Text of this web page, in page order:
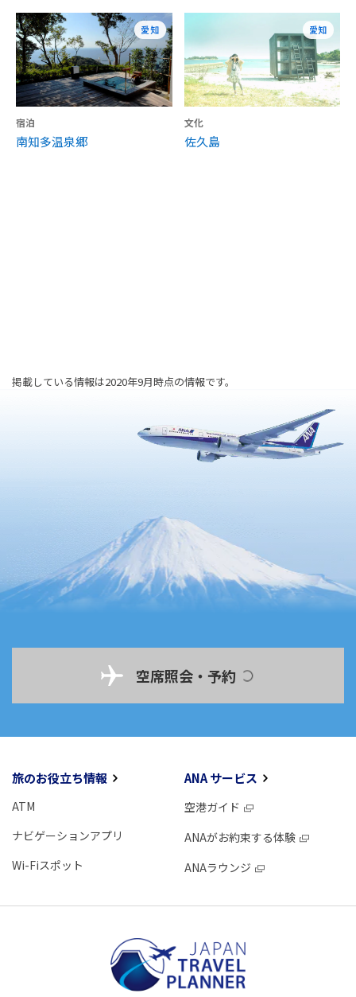
愛知
宿泊
南知多温泉郷
愛知
文化
佐久島
掲載している情報は2020年9月時点の情報です。
空席照会・予約
旅のお役立ち情報
ATM
ナビゲーションアプリ
Wi-Fiスポット
ANA サービス
空港ガイド
ANAがお約束する体験
ANAラウンジ